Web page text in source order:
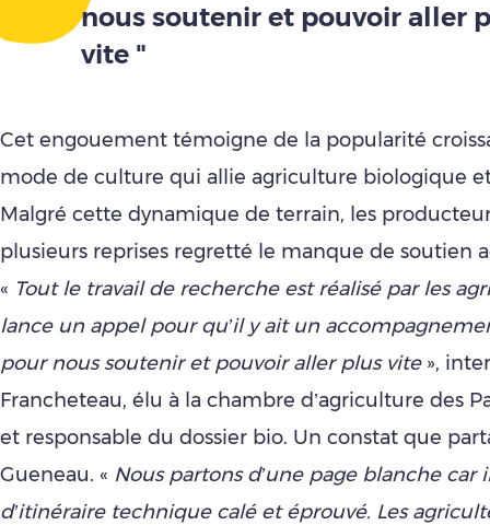
nous soutenir et pouvoir aller
vite "
Cet engouement témoigne de la popularité
mode de culture qui allie agriculture biologique
Malgré cette dynamique de terrain, les
plusieurs reprises regretté le manque de soutien
« Tout le travail de recherche est réalisé par les
lance un appel pour qu’il y ait un
pour nous soutenir et pouvoir aller plus vite»,
Francheteau, élu à la chambre d’agriculture des
et responsable du dossier bio. Un constat que
Gueneau. « Nous partons d’une page blanche car il
d’itinéraire technique calé et éprouvé. Les